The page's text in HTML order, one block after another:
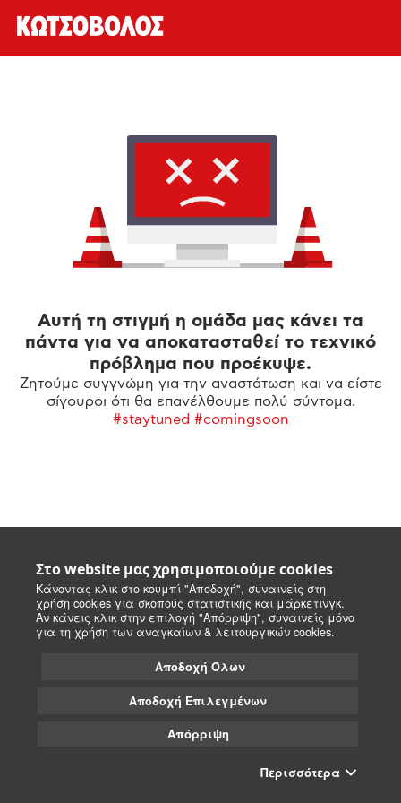
Στο website μας χρησιμοποιούμε cookies
Κάνοντας κλικ στο κουμπί "Αποδοχή", συναινείς στη
χρήση cookies για σκοπούς στατιστικής και μάρκετινγκ.
Αν κάνεις κλικ στην επιλογή "Απόρριψη", συναινείς μόνο
για τη χρήση των αναγκαίων & λειτουργικών cookies.
Αποδοχή Όλων
Αποδοχή Επιλεγμένων
Απόρριψη
Περισσότερα
Αυτή τη στιγμή η ομάδα μας κάνει τα
πάντα για να αποκατασταθεί το τεχνικό
πρόβλημα που προέκυψε.
Ζητούμε συγγνώμη για την αναστάτωση και να είστε
σίγουροι ότι θα επανέλθουμε πολύ σύντομα.
#staytuned #comingsoon